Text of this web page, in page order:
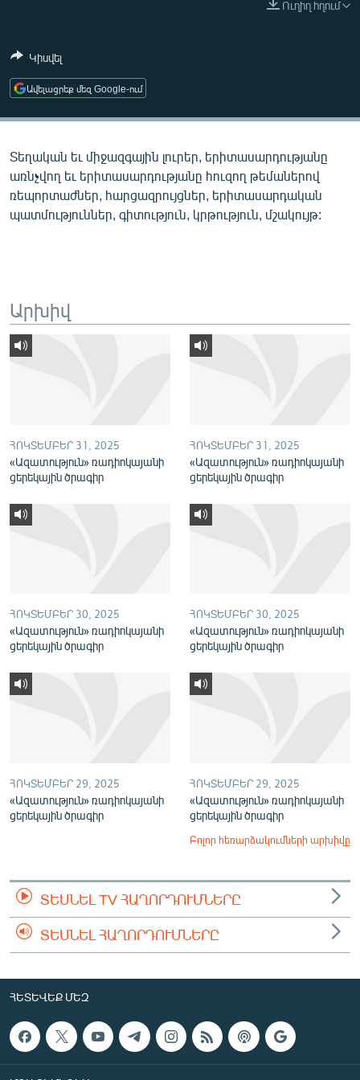
ՄԵԿՆԱԲԱՆՈՒԹՅՈՒՆ
ԿՈՐՈՆԱՎԻՐՈՒՍ
ԱՐԽԻՎ
ՏԵՍԱՆՅՈՒԹԵՐ
ՓՈԴՔԱՍԹ
Հայերեն
ՀԵՏԵՎԵՔ ՄԵԶ
Ուղիղ հղում
Կիսվել
Ավելացրեք մեզ Google-ում
Տեղական եւ միջազգային լուրեր, երիտասարդությանը
առնչվող եւ երիտասարդությանը հուզող թեմաներով
ռեպորտաժներ, հարցազրույցներ, երիտասարդական
պատմություններ, գիտություն, կրթություն, մշակույթ:
Արխիվ
ՀՈԿՏԵՄԲԵՐ 31, 2025
«Ազատություն» ռադիոկայանի
ցերեկային ծրագիր
ՀՈԿՏԵՄԲԵՐ 31, 2025
«Ազատություն» ռադիոկայանի
ցերեկային ծրագիր
ՀՈԿՏԵՄԲԵՐ 30, 2025
«Ազատություն» ռադիոկայանի
ցերեկային ծրագիր
ՀՈԿՏԵՄԲԵՐ 30, 2025
«Ազատություն» ռադիոկայանի
ցերեկային ծրագիր
ՀՈԿՏԵՄԲԵՐ 29, 2025
«Ազատություն» ռադիոկայանի
ցերեկային ծրագիր
ՀՈԿՏԵՄԲԵՐ 29, 2025
«Ազատություն» ռադիոկայանի
ցերեկային ծրագիր
Բոլոր հեռարձակումների արխիվը
ՏԵՍՆԵԼ TV ՀԱՂՈՐԴՈՒՄՆԵՐԸ
ՏԵՍՆԵԼ ՀԱՂՈՐԴՈՒՄՆԵՐԸ
ՀԵՏԵՎԵՔ ՄԵԶ